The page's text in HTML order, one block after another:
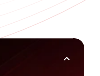
expand_less